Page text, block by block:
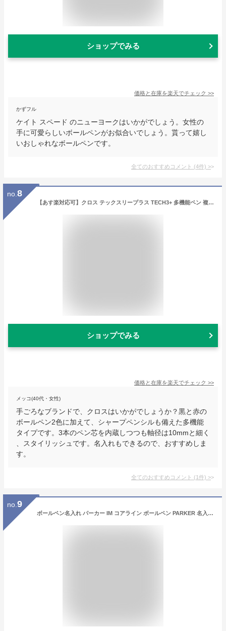
ショップでみる
価格と在庫を楽天でチェック >>
かずフル
ケイト スペード のニューヨークはいかがでしょう。女性の
手に可愛らしいボールペンがお似合いでしょう。貰って嬉し
いおしゃれなボールペンです。
全てのおすすめコメント (4件) >
no. 8
【あす楽対応可】クロス テックスリープラス TECH3+ 多機能ペン 複合ペン (BP黒・赤＋PC0.5mm＋スタイラス) CROSS マルチペン AT0090/NAT0090 複合筆記具
ショップでみる
価格と在庫を楽天でチェック >>
メッコ(40代・女性)
手ごろなブランドで、クロスはいかがでしょうか？黒と赤の
ボールペン2色に加えて、シャープペンシルも備えた多機能
タイプです。3本のペン芯を内蔵しつつも軸径は10mmと細く
、スタイリッシュです。名入れもできるので、おすすめしま
す。
全てのおすすめコメント (1件) >
no. 9
ボールペン名入れ パーカー IM コアライン ボールペン PARKER 名入れ プレゼント 名前入り 名前入れ ギフト 誕生日 母の日 プレゼント 実用的 入学 就職 お祝い